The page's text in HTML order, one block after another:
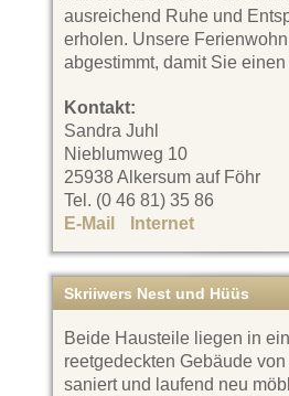
ausreichend Ruhe und
erholen. Unsere
abgestimmt, damit Sie
Kontakt:
Sandra Juhl
Nieblumweg 10
25938 Alkersum auf Föhr
Tel. (0 46 81) 35 86
E-Mail
Internet
Skriiwers Nest und Hüüs
Beide Hausteile liegen in
reetgedeckten Gebäude
saniert und laufend neu